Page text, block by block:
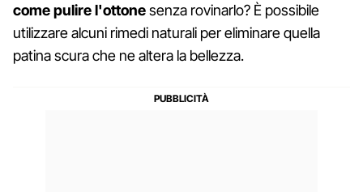
come pulire l'ottonesenza rovinarlo? È possibile
utilizzare alcuni rimedi naturali per eliminare quella
patina scura che ne altera la bellezza.